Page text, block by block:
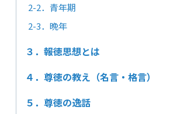
2-2．青年期
2-3．晩年
３．報徳思想とは
４．尊徳の教え（名言・格言）
５．尊徳の逸話